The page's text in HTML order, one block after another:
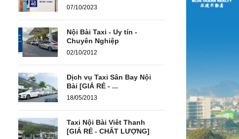
07/10/2023
Nội Bài Taxi - Uy tín -
Chuyên Nghiệp
02/10/2012
Dịch vụ Taxi Sân Bay Nội
Bài [GIÁ RẺ - ...
18/05/2013
Taxi Nội Bài Viêt Thanh
[GIÁ RẺ - CHẤT LƯỢNG]